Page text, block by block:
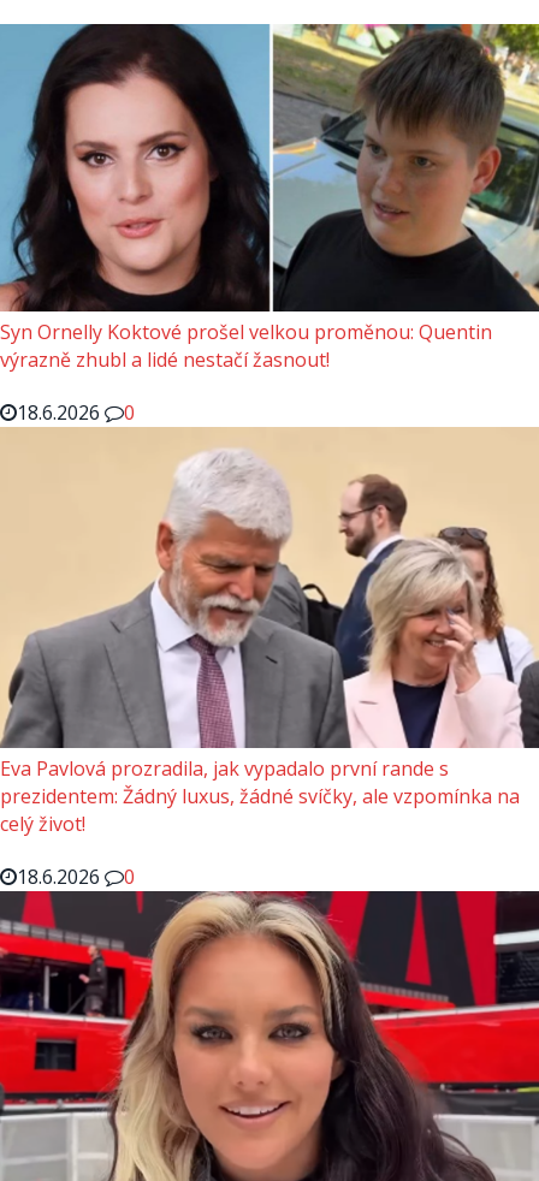
Syn Ornelly Koktové prošel velkou proměnou: Quentin
výrazně zhubl a lidé nestačí žasnout!
18.6.2026
0
Eva Pavlová prozradila, jak vypadalo první rande s
prezidentem: Žádný luxus, žádné svíčky, ale vzpomínka na
celý život!
18.6.2026
0